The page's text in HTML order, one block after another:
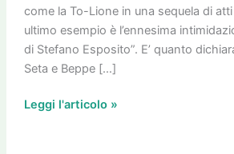
come la To-Lione in una sequela di
ultimo esempio è l’ennesima
di Stefano Esposito”. E’ quanto
Seta e Beppe […]
Leggi l'articolo »